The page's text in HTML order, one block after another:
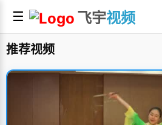
☰ 飞宇视频
推荐视频